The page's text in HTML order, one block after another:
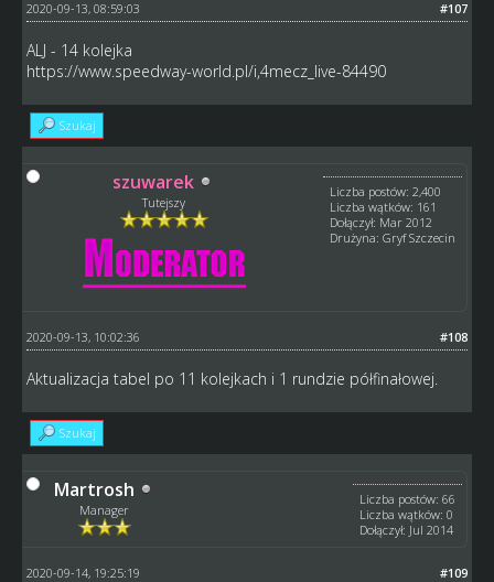
#107
2020-09-13, 08:59:03
ALJ - 14 kolejka
https://www.speedway-world.pl/i,4mecz_live-84490
Szukaj
szuwarek
Tutejszy
Liczba postów: 2,400
Liczba wątków: 161
Dołączył: Mar 2012
Drużyna: Gryf Szczecin
#108
2020-09-13, 10:02:36
Aktualizacja tabel po 11 kolejkach i 1 rundzie półfinałowej.
Szukaj
Martrosh
Manager
Liczba postów: 66
Liczba wątków: 0
Dołączył: Jul 2014
#109
2020-09-14, 19:25:19